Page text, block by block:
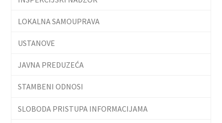
LOKALNA SAMOUPRAVA
USTANOVE
JAVNA PREDUZEĆA
STAMBENI ODNOSI
SLOBODA PRISTUPA INFORMACIJAMA